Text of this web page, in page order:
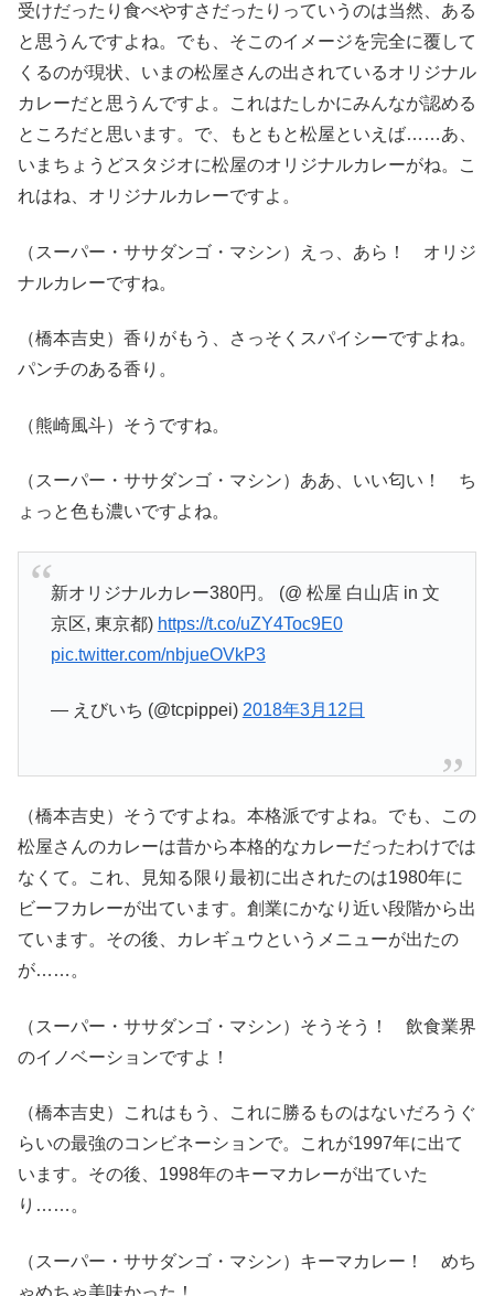
受けだったり食べやすさだったりっていうのは当然、ある
と思うんですよね。でも、そこのイメージを完全に覆して
くるのが現状、いまの松屋さんの出されているオリジナル
カレーだと思うんですよ。これはたしかにみんなが認める
ところだと思います。で、もともと松屋といえば……あ、
いまちょうどスタジオに松屋のオリジナルカレーがね。こ
れはね、オリジナルカレーですよ。
（スーパー・ササダンゴ・マシン）えっ、あら！ オリジ
ナルカレーですね。
（橋本吉史）香りがもう、さっそくスパイシーですよね。
パンチのある香り。
（熊崎風斗）そうですね。
（スーパー・ササダンゴ・マシン）ああ、いい匂い！ ち
ょっと色も濃いですよね。
新オリジナルカレー380円。 (@ 松屋 白山店 in 文
京区, 東京都) https://t.co/uZY4Toc9E0
pic.twitter.com/nbjueOVkP3
— えびいち (@tcpippei) 2018年3月12日
（橋本吉史）そうですよね。本格派ですよね。でも、この
松屋さんのカレーは昔から本格的なカレーだったわけでは
なくて。これ、見知る限り最初に出されたのは1980年に
ビーフカレーが出ています。創業にかなり近い段階から出
ています。その後、カレギュウというメニューが出たの
が……。
（スーパー・ササダンゴ・マシン）そうそう！ 飲食業界
のイノベーションですよ！
（橋本吉史）これはもう、これに勝るものはないだろうぐ
らいの最強のコンビネーションで。これが1997年に出て
います。その後、1998年のキーマカレーが出ていた
り……。
（スーパー・ササダンゴ・マシン）キーマカレー！ めち
ゃめちゃ美味かった！